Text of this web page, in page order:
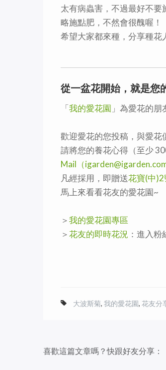
太有病蟲害，不過最好不
略施點肥，不然會很醜喔！
希望大家都來種，分享種花
從一盆花開始，就是您
「我的愛花園 」為愛花的
歡迎愛花的您投稿，與愛花
請將您的養花心得（至少
Mail（
凡經採用，即贈送花寶(中
馬上來看看花友的愛花園~
＞我的愛花園專區
＞花友的即時花況 ：進入
大波斯菊, 我的愛花園, 花友分
喜歡這篇文章嗎？快跟好友分享：